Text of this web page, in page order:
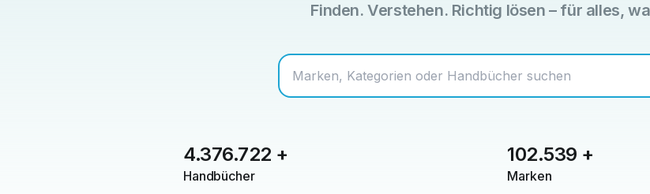
Finden. Verstehen. Richtig lösen – für alles,
4.376.722 +
Handbücher
102.539 +
Marken